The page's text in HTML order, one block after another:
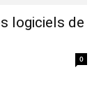
logiciels de
0